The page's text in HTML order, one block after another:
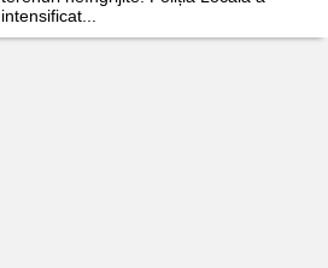
intensificat...